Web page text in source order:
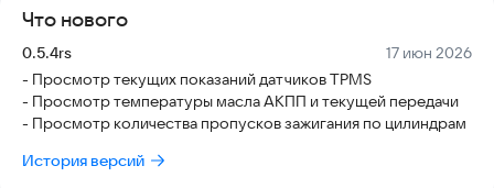
Что нового
Версия:
0.5.4rs Дата:
17 июн 2026
- Просмотр текущих показаний датчиков TPMS
- Просмотр температуры масла АКПП и текущей передачи
- Просмотр количества пропусков зажигания по цилиндрам
История версий